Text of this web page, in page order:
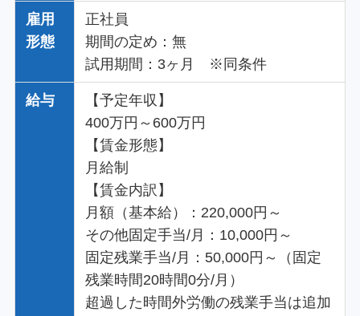
雇用
形態
正社員
期間の定め：無
試用期間：3ヶ月 ※同条件
給与
【予定年収】
400万円～600万円
【賃金形態】
月給制
【賃金内訳】
月額（基本給）：220,000円～
その他固定手当/月：10,000円～
固定残業手当/月：50,000円～（固定
残業時間20時間0分/月）
超過した時間外労働の残業手当は追加